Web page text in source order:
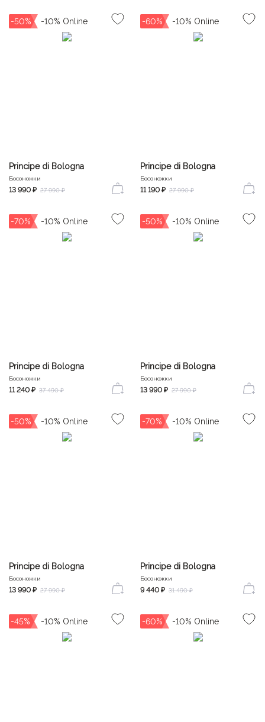
-50%
Principe di Bologna
Босоножки
13 990 ₽ 27 990 ₽
-60%
Principe di Bologna
Босоножки
11 190 ₽ 27 990 ₽
-70%
Principe di Bologna
Босоножки
11 240 ₽ 37 490 ₽
-50%
Principe di Bologna
Босоножки
13 990 ₽ 27 990 ₽
-50%
Principe di Bologna
Босоножки
13 990 ₽ 27 990 ₽
-70%
Principe di Bologna
Босоножки
9 440 ₽ 31 490 ₽
-45% -60%